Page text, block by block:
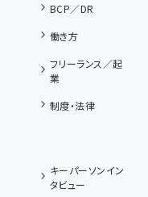
BCP／DR
働き方
フリーランス／起
業
制度・法律
キーパーソンイン
タビュー